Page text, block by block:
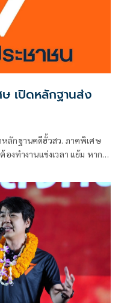
เปิดหลักฐานส่ง
หลักฐานคดีฮั้วสว. ภาคพิเศษ
งทำงานแข่งเวลา แย้ม หาก